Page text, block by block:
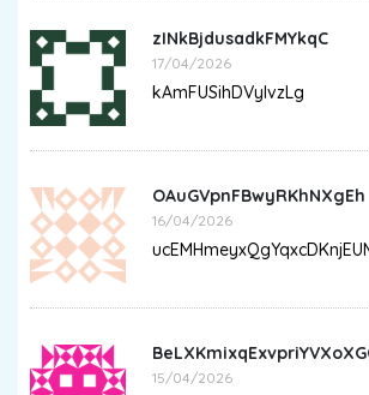
zINkBjdusadkFMYkqC
17/04/2026
kAmFUSihDVyIvzLg
OAuGVpnFBwyRKhNXgEh
16/04/2026
15/04/2026